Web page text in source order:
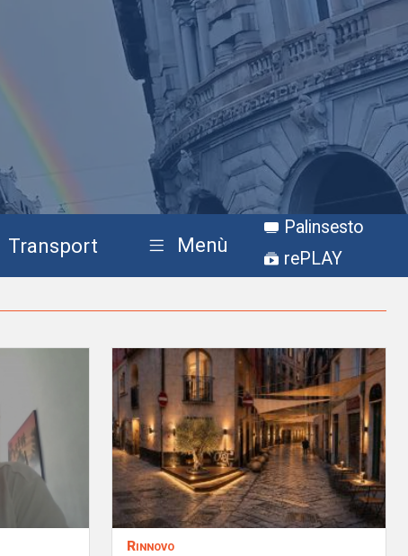
Transport Menù
Palinsesto
rePLAY
Rinnovo